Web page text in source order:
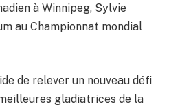
à Winnipeg, Sylvie
au Championnat mondial
de relever un nouveau défi
gladiatrices de la